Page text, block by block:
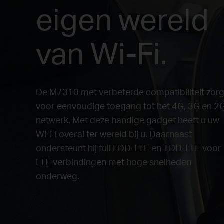
eigen wereld
van Wi-Fi.
De M7310 met verbeterde compatibiliteit
voor eenvoudige toegang tot het 4G, 3G en
netwerk. Met deze handige gadget heeft u uw
Wi-Fi overal ter wereld bij u. Daarnaast
ondersteunt hij full FDD-LTE en TDD-LTE voor
LTE verbindingen met hoge snelheden
onderweg.